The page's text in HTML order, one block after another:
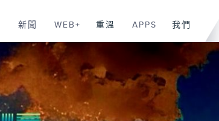
新聞 WEB+ 重溫 APPS 我們